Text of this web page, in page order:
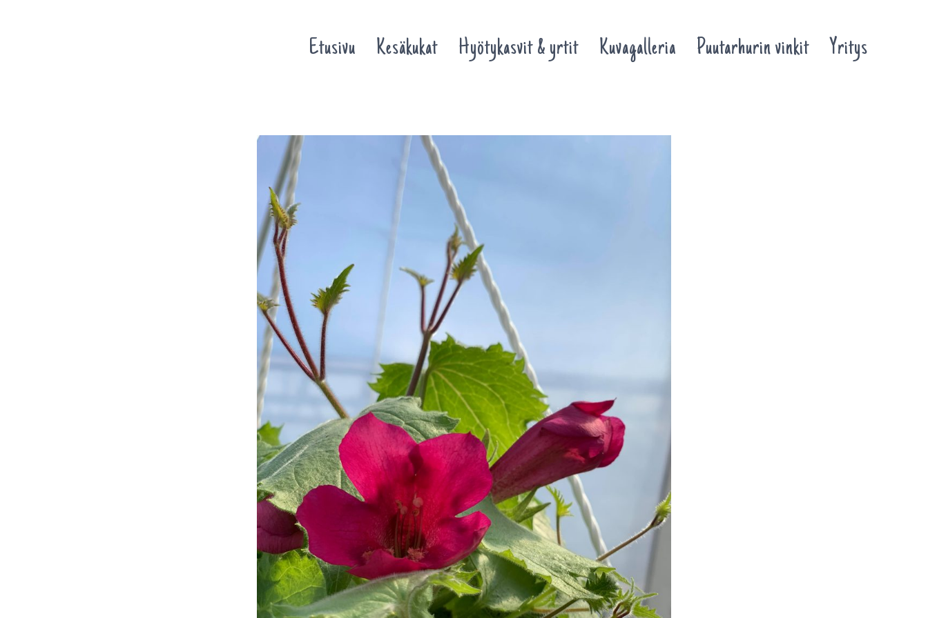
Etusivu Kesäkukat Hyötykasvit & yrtit Kuvagalleria Puutarhurin vinkit Yritys